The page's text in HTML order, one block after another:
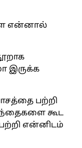
என்னால்
இருக்க
பற்றி
கூட
என்னிடம்